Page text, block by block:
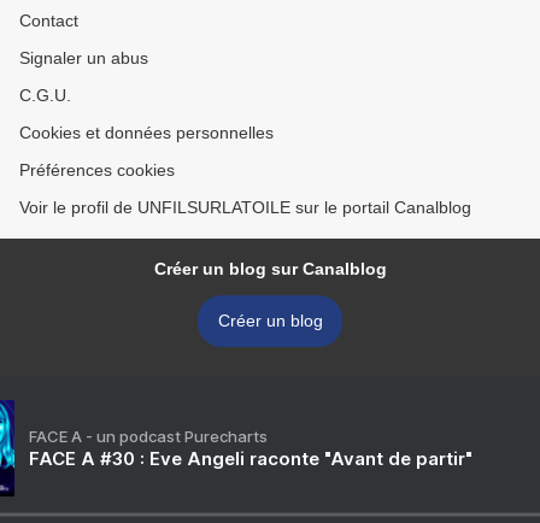
Contact
Signaler un abus
C.G.U.
Cookies et données personnelles
Préférences cookies
Voir le profil de UNFILSURLATOILE sur le portail Canalblog
Créer un blog sur Canalblog
Créer un blog
FACE A - un podcast Purecharts
FACE A #30 : Eve Angeli raconte "Avant de partir"